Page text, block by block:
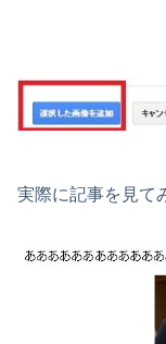
実際に記事を見て